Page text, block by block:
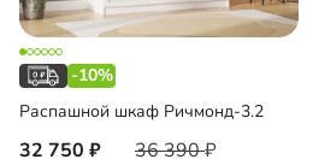
-10%
Распашной шкаф Ричмонд-3.2
32 750 36 390